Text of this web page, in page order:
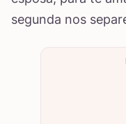
segunda nos